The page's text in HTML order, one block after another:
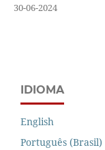
30-06-2024
IDIOMA
English
Português (Brasil)